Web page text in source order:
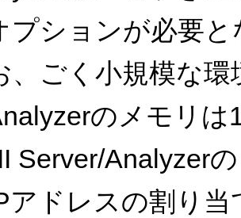
プションが必要
ごく小規模な環
のメモリ
Server/Analyzer
アドレスの割り当